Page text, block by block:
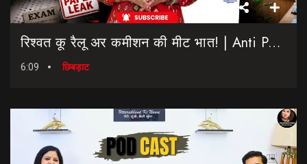
रिश्वत कू रैलू अर कमीशन की मीट भात! | Anti Paper Leak Bill 2026 | Saptahik Chhiprat
6:09 छिबड़ाट